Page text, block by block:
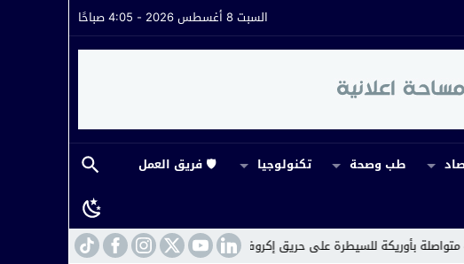
السبت 8 أغسطس 2026 - 4:05 صباحًا
طب وصحة تكنولوجيا 🛡️ فريق العمل
للسيطرة على حريق إكروفلا.. وحضور ميداني لافت لقائد القيادة 22:16 مراكش.. القضاء